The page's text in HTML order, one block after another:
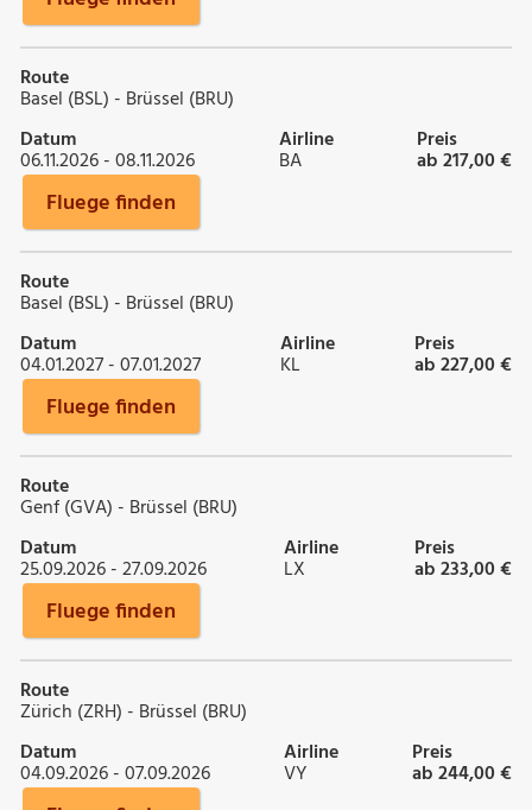
Route
Basel (BSL) - Brüssel (BRU)
Datum
06.11.2026 - 08.11.2026
Airline
BA
Preis
ab 217,00 €
Fluege finden
Route
Basel (BSL) - Brüssel (BRU)
Datum
04.01.2027 - 07.01.2027
Airline
KL
Preis
ab 227,00 €
Fluege finden
Route
Genf (GVA) - Brüssel (BRU)
Datum
25.09.2026 - 27.09.2026
Airline
LX
Preis
ab 233,00 €
Fluege finden
Route
Zürich (ZRH) - Brüssel (BRU)
Datum
04.09.2026 - 07.09.2026
Airline
VY
Preis
ab 244,00 €